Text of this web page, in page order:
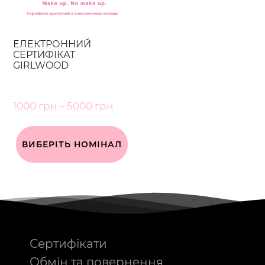
ЕЛЕКТРОННИЙ
СЕРТИФІКАТ
GIRLWOOD
1000 грн – 5000 грн
ВИБЕРІТЬ НОМІНАЛ
Сертифікати
Обмін та повернення